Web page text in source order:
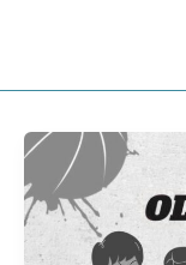
Les
Olympiades
by
CJEC